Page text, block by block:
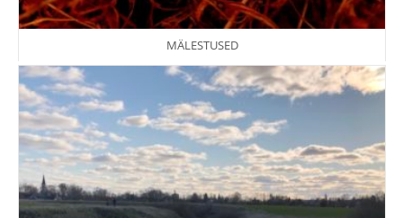
MÄLESTUSED